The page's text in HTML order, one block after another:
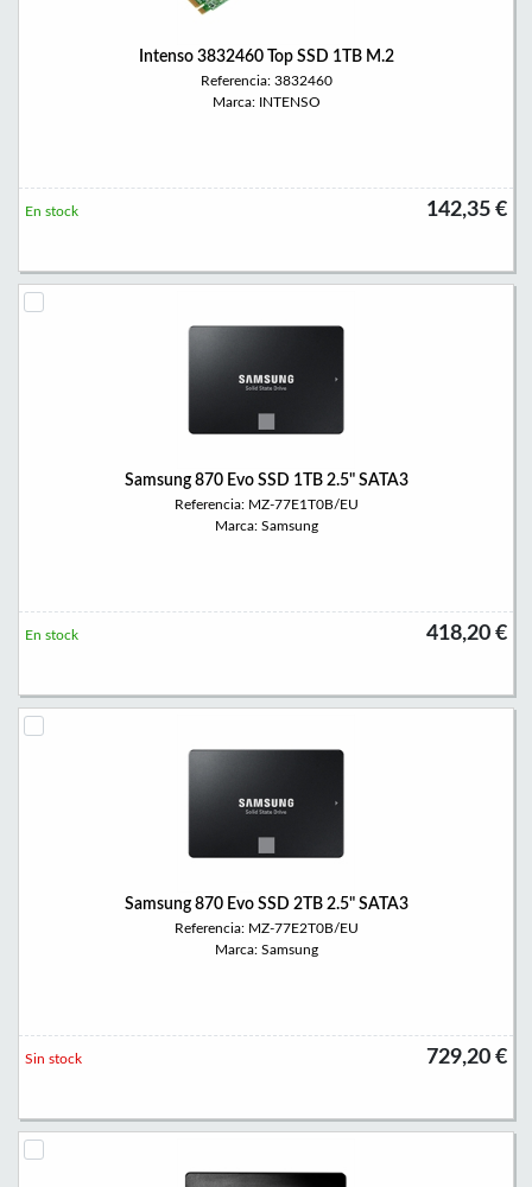
Intenso 3832460 Top SSD 1TB M.2
Referencia: 3832460
Marca: INTENSO
142,35 €
En stock
Samsung 870 Evo SSD 1TB 2.5" SATA3
Referencia: MZ-77E1T0B/EU
Marca: Samsung
418,20 €
En stock
Samsung 870 Evo SSD 2TB 2.5" SATA3
Referencia: MZ-77E2T0B/EU
Marca: Samsung
729,20 €
Sin stock